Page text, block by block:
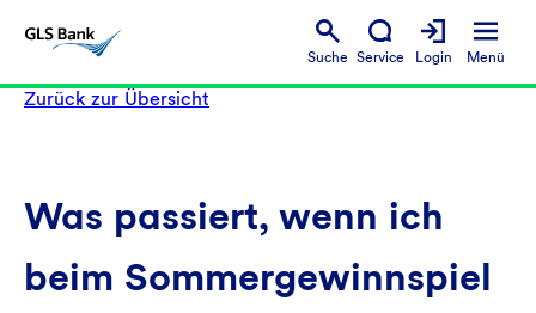
Suche Service Login Menü
Zurück zur Übersicht
Was passiert, wenn ich
beim Sommergewinnspiel